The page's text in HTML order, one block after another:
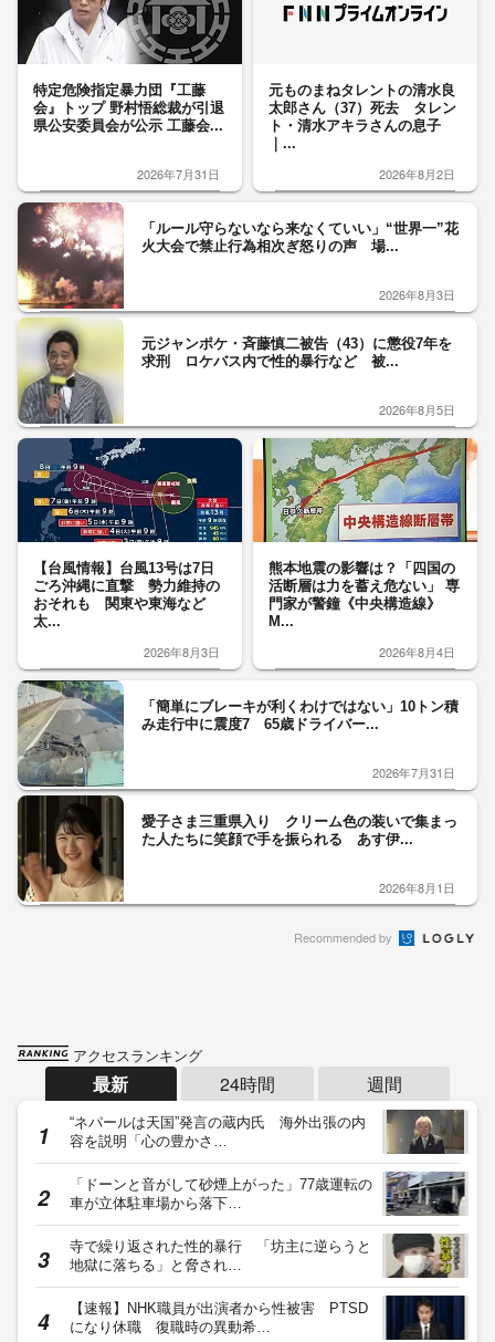
特定危険指定暴力団『工藤
会』トップ 野村悟総裁が引退
県公安委員会が公示 工藤会...
2026年7月31日
元ものまねタレントの清水良
太郎さん（37）死去 タレン
ト・清水アキラさんの息子
｜...
2026年8月2日
「ルール守らないなら来なくていい」“世界一”花
火大会で禁止行為相次ぎ怒りの声 場...
2026年8月3日
元ジャンポケ・斉藤慎二被告（43）に懲役7年を
求刑 ロケバス内で性的暴行など 被...
2026年8月5日
【台風情報】台風13号は7日
ごろ沖縄に直撃 勢力維持の
おそれも 関東や東海など
太...
2026年8月3日
熊本地震の影響は？「四国の
活断層は力を蓄え危ない」 専
門家が警鐘《中央構造線》
M...
2026年8月4日
「簡単にブレーキが利くわけではない」10トン積
み走行中に震度7 65歳ドライバー...
2026年7月31日
愛子さま三重県入り クリーム色の装いで集まっ
た人たちに笑顔で手を振られる あす伊...
2026年8月1日
Recommended by
アクセスランキング
最新 24時間 週間
“ネパールは天国”発言の蔵内氏 海外出張の内
容を説明「心の豊かさ…
「ドーンと音がして砂煙上がった」77歳運転の
車が立体駐車場から落下…
寺で繰り返された性的暴行 「坊主に逆らうと
地獄に落ちる」と脅され…
【速報】NHK職員が出演者から性被害 PTSD
になり休職 復職時の異動希…